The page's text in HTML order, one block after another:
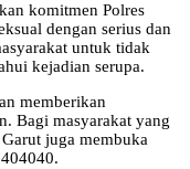
komitmen Polres
dengan serius dan
untuk tidak
kejadian serupa.
memberikan
Bagi masyarakat yang
juga membuka